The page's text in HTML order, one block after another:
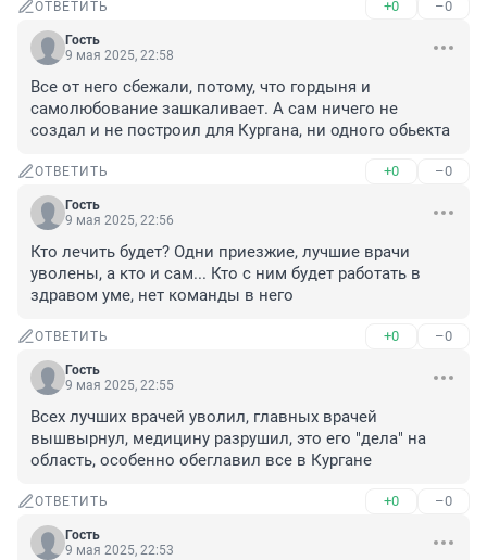
ОТВЕТИТЬ +0 –0
Гость
9 мая 2025, 22:58
Все от него сбежали, потому, что гордыня и
самолюбование зашкаливает. А сам ничего не
создал и не построил для Кургана, ни одного обьекта
ОТВЕТИТЬ +0 –0
Гость
9 мая 2025, 22:56
Кто лечить будет? Одни приезжие, лучшие врачи
уволены, а кто и сам... Кто с ним будет работать в
здравом уме, нет команды в него
ОТВЕТИТЬ +0 –0
Гость
9 мая 2025, 22:55
Всех лучших врачей уволил, главных врачей
вышвырнул, медицину разрушил, это его "дела" на
область, особенно обеглавил все в Кургане
ОТВЕТИТЬ +0 –0
Гость
9 мая 2025, 22:53